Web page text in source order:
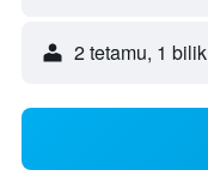
2 tetamu, 1 bilik